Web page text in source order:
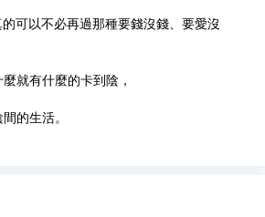
可以不必再過那種要錢沒錢、要愛沒
就有什麼的卡到陰，
的生活。